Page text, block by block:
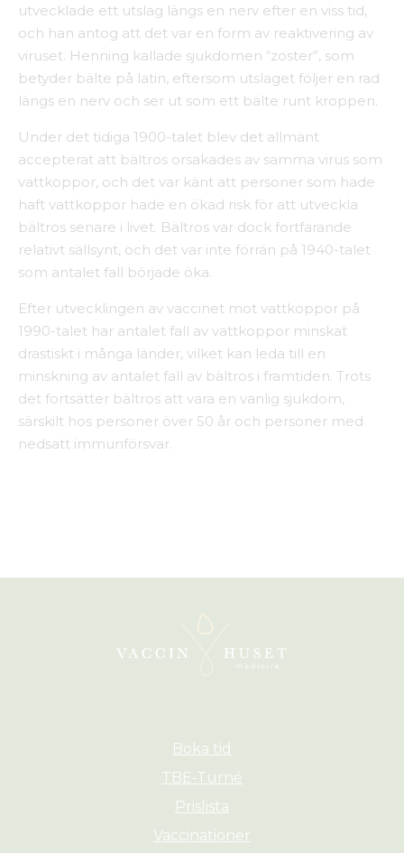
utvecklade ett utslag längs en nerv efter en viss tid,
och han antog att det var en form av reaktivering av
viruset. Henning kallade sjukdomen “zoster”, som
betyder bälte på latin, eftersom utslaget följer en rad
längs en nerv och ser ut som ett bälte runt kroppen.
Under det tidiga 1900-talet blev det allmänt
accepterat att bältros orsakades av samma virus som
vattkoppor, och det var känt att personer som hade
haft vattkoppor hade en ökad risk för att utveckla
bältros senare i livet. Bältros var dock fortfarande
relativt sällsynt, och det var inte förrän på 1940-talet
som antalet fall började öka.
Efter utvecklingen av vaccinet mot vattkoppor på
1990-talet har antalet fall av vattkoppor minskat
drastiskt i många länder, vilket kan leda till en
minskning av antalet fall av bältros i framtiden. Trots
det fortsätter bältros att vara en vanlig sjukdom,
särskilt hos personer över 50 år och personer med
nedsatt immunförsvar.
Boka tid
TBE-Turné
Prislista
Vaccinationer